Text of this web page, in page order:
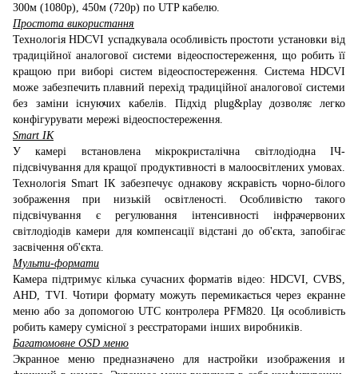
300м (1080p), 450м (720p) по UTP кабелю.
Простота використання
Технологія HDCVI успадкувала особливість простоти установки від
традиційної аналогової системи відеоспостереження, що робить її
кращою при виборі систем відеоспостереження. Система HDCVI
може забезпечить плавний перехід традиційної аналогової системи
без заміни існуючих кабелів. Підхід plug&play дозволяє легко
конфігурувати мережі відеоспостереження.
Smart ІК
У камері встановлена мікрокристалічна світлодіодна ІЧ-
підсвічування для кращої продуктивності в малоосвітлених умовах.
Технологія Smart ІК забезпечує однакову яскравість чорно-білого
зображення при низькій освітленості. Особливістю такого
підсвічування є регулювання інтенсивності інфрачервоних
світлодіодів камери для компенсації відстані до об'єкта, запобігає
засвічення об'єкта.
Мульти-формати
Камера підтримує кілька сучасних форматів відео: HDCVI, CVBS,
AHD, TVI. Чотири формату можуть перемикається через екранне
меню або за допомогою UTC контролера PFM820. Ця особливість
робить камеру сумісної з реєстраторами інших виробників.
Багатомовне OSD меню
Экранное меню предназначено для настройки изображения и